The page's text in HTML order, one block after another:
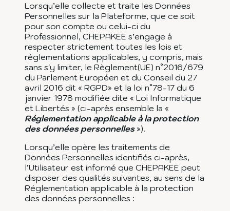
Lorsqu’elle collecte et traite les Données
Personnelles sur la Plateforme, que ce soit
pour son compte ou celui-ci du
Professionnel, CHEPAKEE s’engage à
respecter strictement toutes les lois et
réglementations applicables, y compris, mais
sans s'y limiter, le Règlement(UE) n°2016/679
du Parlement Européen et du Conseil du 27
avril 2016 dit « RGPD» et la loi n°78-17 du 6
janvier 1978 modifiée dite « Loi Informatique
et Libertés » (ci-après ensemble la «
Réglementation applicable à la protection
des données personnelles»).
Lorsqu’elle opère les traitements de
Données Personnelles identifiés ci-après,
l’Utilisateur est informé que CHEPAKEE peut
disposer des qualités suivantes, au sens de la
Réglementation applicable à la protection
des données personnelles :